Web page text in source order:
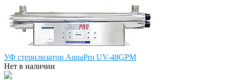
УФ стерилизатор AquaPro UV-48GPM
Нет в наличии